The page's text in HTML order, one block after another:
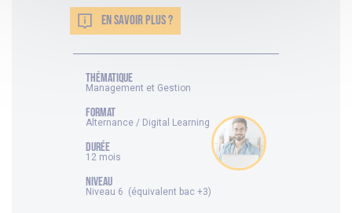
EN SAVOIR PLUS ?
thématique
Management et Gestion
FORMAT
Alternance / Digital Learning
DURÉE
12 mois
NIVEAU
Niveau 6 (équivalent bac +3)